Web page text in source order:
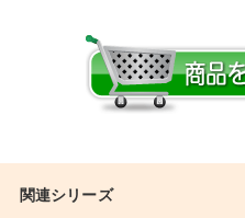
関連シリーズ